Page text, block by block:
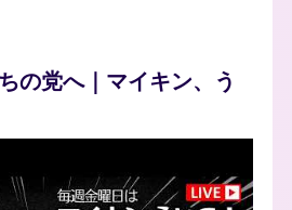
の党へ｜マイキン、う